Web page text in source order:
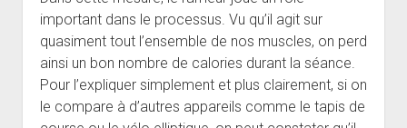
important dans le processus. Vu qu’il agit sur
quasiment tout l’ensemble de nos muscles, on perd
ainsi un bon nombre de calories durant la séance.
Pour l’expliquer simplement et plus clairement, si on
le compare à d’autres appareils comme le tapis de